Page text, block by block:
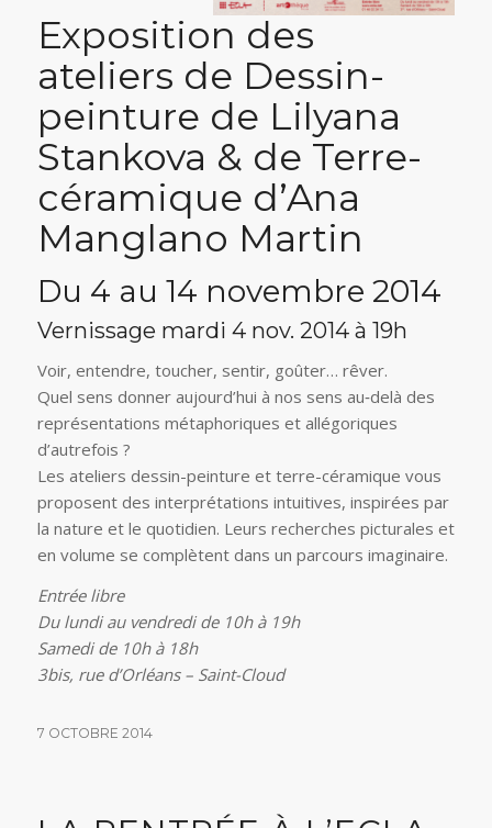
Exposition des
ateliers de Dessin-
peinture de Lilyana
Stankova & de Terre-
céramique d’Ana
Manglano Martin
Du 4 au 14 novembre 2014
Vernissage mardi 4 nov. 2014 à 19h
Voir, entendre, toucher, sentir, goûter… rêver.
Quel sens donner aujourd’hui à nos sens au‑delà des
représentations métaphoriques et allégoriques
d’autrefois ?
Les ateliers dessin-peinture et terre-céramique vous
proposent des interprétations intuitives, inspirées par
la nature et le quotidien. Leurs recherches picturales et
en volume se complètent dans un parcours imaginaire.
Entrée libre
Du lundi au vendredi de 10h à 19h
Samedi de 10h à 18h
3bis, rue d’Orléans – Saint-Cloud
7 OCTOBRE 2014